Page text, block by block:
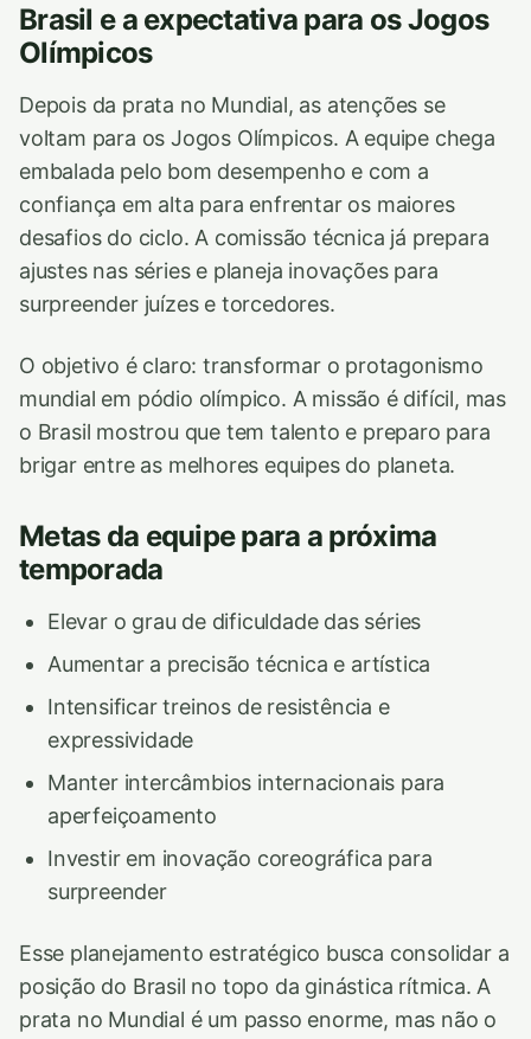
Brasil e a expectativa para os Jogos
Olímpicos
Depois da prata no Mundial, as atenções se
voltam para os Jogos Olímpicos. A equipe chega
embalada pelo bom desempenho e com a
confiança em alta para enfrentar os maiores
desafios do ciclo. A comissão técnica já prepara
ajustes nas séries e planeja inovações para
surpreender juízes e torcedores.
O objetivo é claro: transformar o protagonismo
mundial em pódio olímpico. A missão é difícil, mas
o Brasil mostrou que tem talento e preparo para
brigar entre as melhores equipes do planeta.
Metas da equipe para a próxima
temporada
Elevar o grau de dificuldade das séries
Aumentar a precisão técnica e artística
Intensificar treinos de resistência e
expressividade
Manter intercâmbios internacionais para
aperfeiçoamento
Investir em inovação coreográfica para
surpreender
Esse planejamento estratégico busca consolidar a
posição do Brasil no topo da ginástica rítmica. A
prata no Mundial é um passo enorme, mas não o